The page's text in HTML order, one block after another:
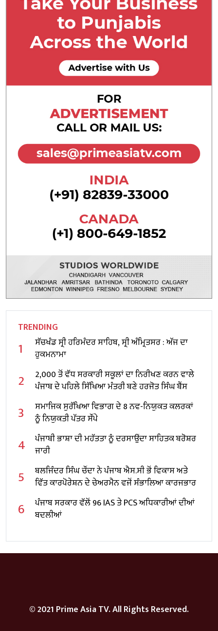
TRENDING
1
ਸੱਚਖੰਡ ਸ੍ਰੀ ਹਰਿਮੰਦਰ ਸਾਹਿਬ, ਸ੍ਰੀ ਅੰਮ੍ਰਿਤਸਰ : ਅੱਜ ਦਾ
ਹੁਕਮਨਾਮਾ
2
2,000 ਤੋਂ ਵੱਧ ਸਰਕਾਰੀ ਸਕੂਲਾਂ ਦਾ ਨਿਰੀਖਣ ਕਰਨ ਵਾਲੇ
ਪੰਜਾਬ ਦੇ ਪਹਿਲੇ ਸਿੱਖਿਆ ਮੰਤਰੀ ਬਣੇ ਹਰਜੋਤ ਸਿੰਘ ਬੈਂਸ
3
ਸਮਾਜਿਕ ਸੁਰੱਖਿਆ ਵਿਭਾਗ ਦੇ 8 ਨਵ-ਨਿਯੁਕਤ ਕਲਰਕਾਂ
ਨੂੰ ਨਿਯੁਕਤੀ ਪੱਤਰ ਸੌਂਪੇ
4
ਪੰਜਾਬੀ ਭਾਸ਼ਾ ਦੀ ਮਹੱਤਤਾ ਨੂੰ ਦਰਸਾਉਂਦਾ ਸਾਹਿਤਕ ਬਰੋਸ਼ਰ
ਜਾਰੀ
5
ਬਲਜਿੰਦਰ ਸਿੰਘ ਚੌਂਦਾ ਨੇ ਪੰਜਾਬ ਐਸ.ਸੀ ਭੋਂ ਵਿਕਾਸ ਅਤੇ
ਵਿੱਤ ਕਾਰਪੋਰੇਸ਼ਨ ਦੇ ਚੇਅਰਮੈਨ ਵਜੋਂ ਸੰਭਾਲਿਆ ਕਾਰਜਭਾਰ
6
ਪੰਜਾਬ ਸਰਕਾਰ ਵੱਲੋਂ 96 IAS ਤੇ PCS ਅਧਿਕਾਰੀਆਂ ਦੀਆਂ
ਬਦਲੀਆਂ
© 2021 Prime Asia TV. All Rights Reserved.